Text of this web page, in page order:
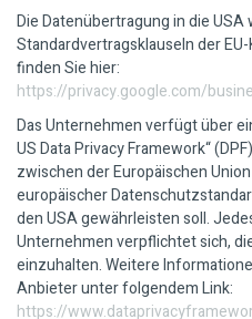
Die Datenübertragung in die USA
Standardvertragsklauseln der
finden Sie hier:
https://privacy.google.com/
Das Unternehmen verfügt über
US Data Privacy Framework“
zwischen der Europäischen
europäischer
den USA gewährleisten soll.
Unternehmen verpflichtet sich,
einzuhalten. Weitere
Anbieter unter folgendem Link:
https://